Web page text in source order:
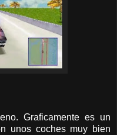
Graficamente es un
unos coches muy bien